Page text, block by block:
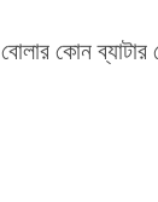
কোন ব্যাটার